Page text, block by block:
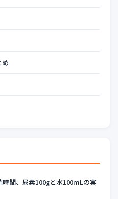
め
間、尿素100gと水100mLの実